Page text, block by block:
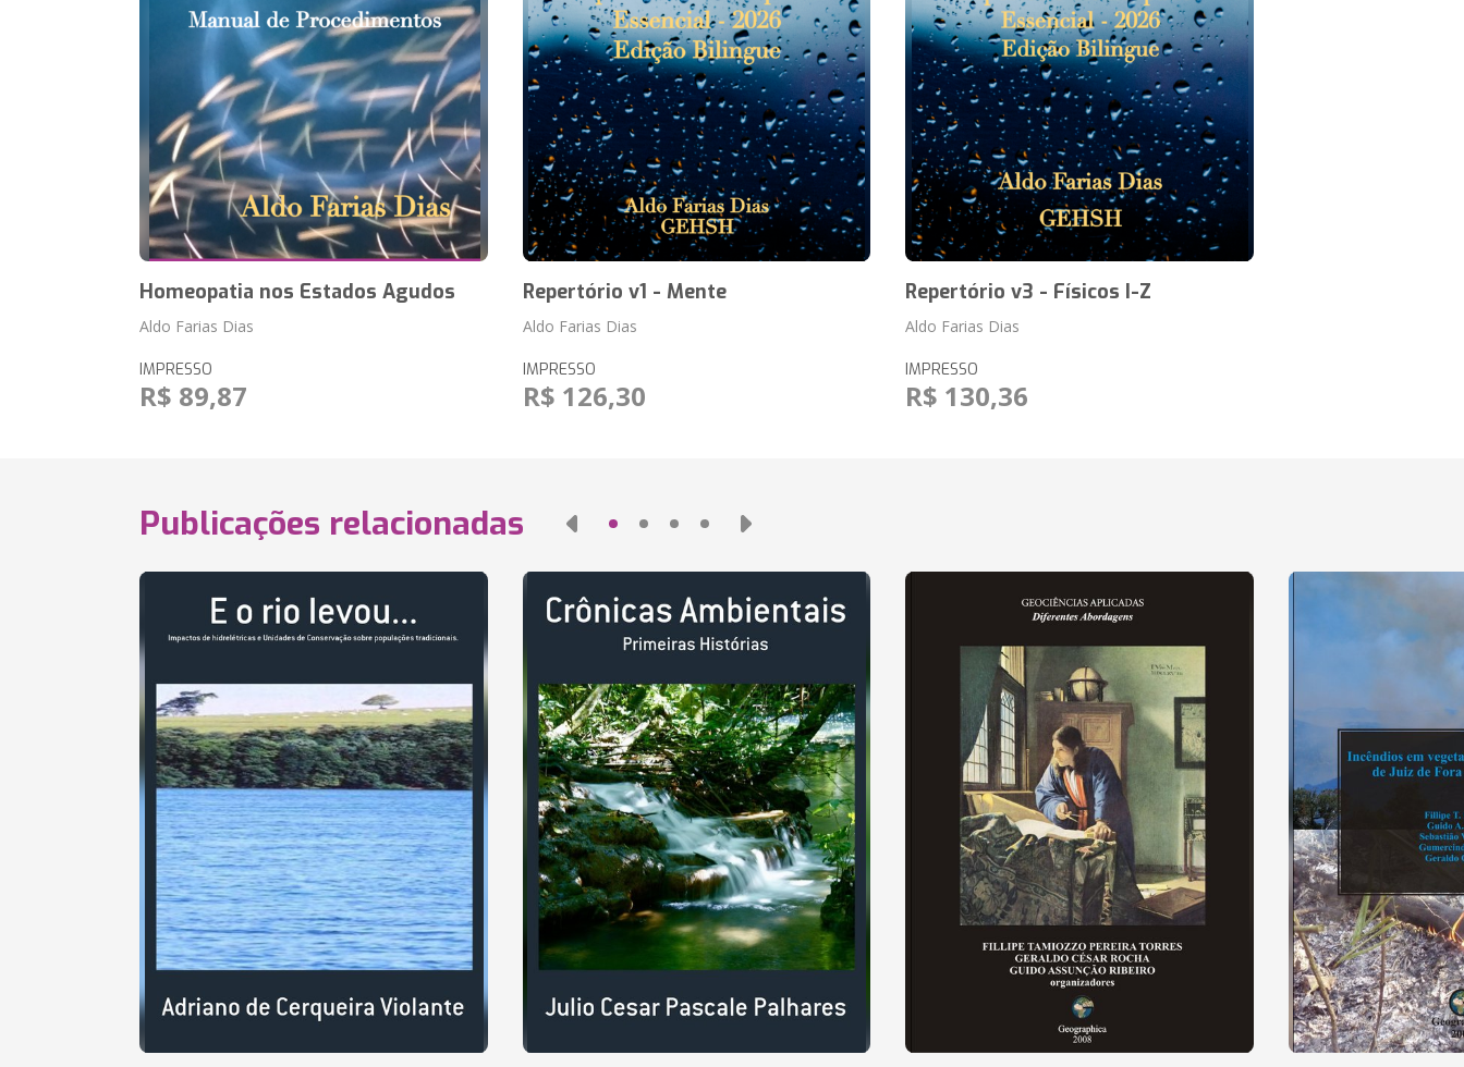
Homeopatia nos Estados Agudos
Aldo Farias Dias
IMPRESSO
R$ 89,87
Repertório v1 - Mente
Aldo Farias Dias
IMPRESSO
R$ 126,30
Repertório v3 - Físicos I-Z
Aldo Farias Dias
IMPRESSO
R$ 130,36
Publicações relacionadas